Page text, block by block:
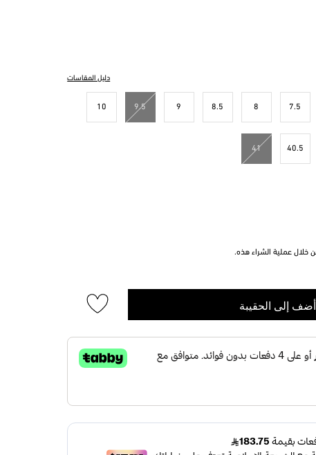
دليل المقاسات
7.5
8
8.5
9
9.5
10
40.5
41
خلال عملية الشراء هذه.
أضف إلى الحقيبة